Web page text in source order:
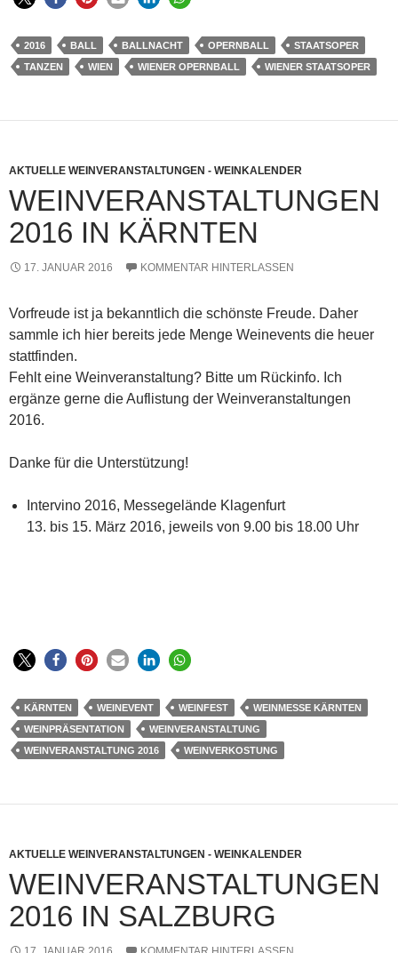
2016 BALL BALLNACHT OPERNBALL
STAATSOPER
TANZEN
WIEN WIENER OPERNBALL WIENER STAATSOPER
AKTUELLE WEINVERANSTALTUNGEN - WEINKALENDER
WEINVERANSTALTUNGEN
2016 IN KÄRNTEN
17. JANUAR 2016 KOMMENTAR HINTERLASSEN
Vorfreude ist ja bekanntlich die schönste Freude. Daher
sammle ich hier bereits jede Menge Weinevents die heuer
stattfinden.
Fehlt eine Weinveranstaltung? Bitte um Rückinfo. Ich
ergänze gerne die Auflistung der Weinveranstaltungen
2016.
Danke für die Unterstützung!
Intervino 2016, Messegelände Klagenfurt
13. bis 15. März 2016, jeweils von 9.00 bis 18.00 Uhr
KÄRNTEN WEINEVENT WEINFEST
WEINMESSE KÄRNTEN
WEINPRÄSENTATION
WEINVERANSTALTUNG
WEINVERANSTALTUNG 2016
WEINVERKOSTUNG
AKTUELLE WEINVERANSTALTUNGEN - WEINKALENDER
WEINVERANSTALTUNGEN
2016 IN SALZBURG